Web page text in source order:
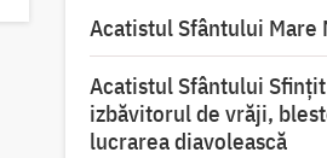
Acatistul Sfântului Mare
Acatistul Sfântului
izbăvitorul de vrăji,
lucrarea diavolească